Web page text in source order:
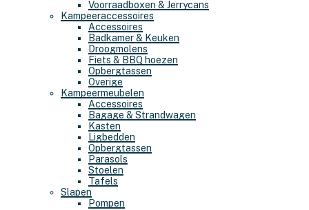
Voorraadboxen & Jerrycans
Kampeeraccessoires
Accessoires
Badkamer & Keuken
Droogmolens
Fiets & BBQ hoezen
Opbergtassen
Overige
Kampeermeubelen
Accessoires
Bagage & Strandwagen
Kasten
Ligbedden
Opbergtassen
Parasols
Stoelen
Tafels
Slapen
Pompen